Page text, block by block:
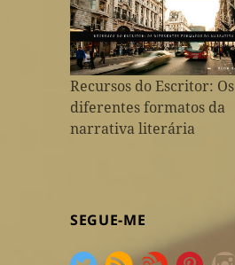
Recursos do Escritor: Os
diferentes formatos da
narrativa literária
SEGUE-ME